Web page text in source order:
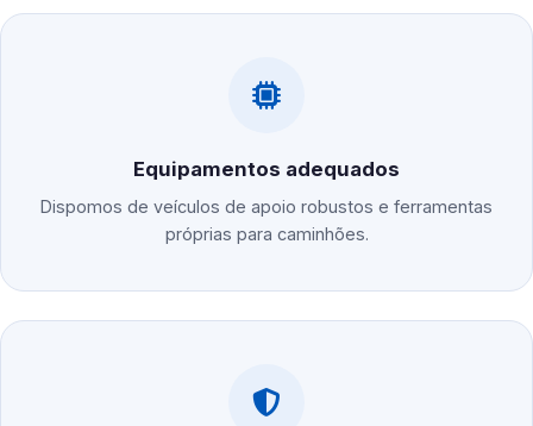
Equipamentos adequados
Dispomos de veículos de apoio robustos e ferramentas
próprias para caminhões.